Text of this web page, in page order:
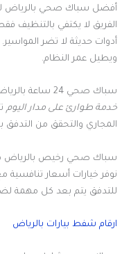
أفضل سباك صحي بالرياض
الفريق لا يكتفي بالتنظيف
أدوات حديثة لا تضر
ويطيل عمر النظام.
سباك صحي 24 ساعة بالرياض للطوارئ
خدمة طوارئ على مدار اليوم
المجاري والتحقق من التدفق
سباك صحي رخيص بالرياض
نوفر خيارات أسعار تنافسية
للتدفق يتم بعد كل مهمة
ارقام شفط بيارات بالرياض